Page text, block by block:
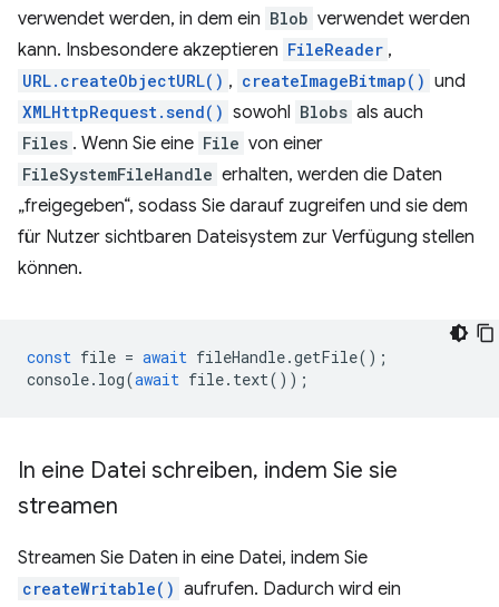
verwendet werden, in dem ein Blob verwendet werden
kann. Insbesondere akzeptieren FileReader ,
URL.createObjectURL() , createImageBitmap() und
XMLHttpRequest.send() sowohl Blobs als auch
Files . Wenn Sie eine File von einer
FileSystemFileHandle erhalten, werden die Daten
„freigegeben“, sodass Sie darauf zugreifen und sie dem
für Nutzer sichtbaren Dateisystem zur Verfügung stellen
können.
const file = await fileHandle.getFile();
console. log(await file. text());
In eine Datei schreiben, indem Sie sie
streamen
Streamen Sie Daten in eine Datei, indem Sie
createWritable() aufrufen. Dadurch wird ein